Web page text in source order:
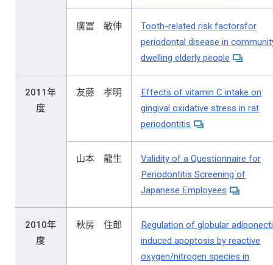
廣冨 敏伸
Tooth-related risk factorsfor
periodontal disease in
dwelling elderly people
2011年
度
友藤 孝明
Effects of vitamin C intake on
gingival oxidative stress in rat
periodontitis
山本 龍生
Validity of a Questionnaire for
Periodontitis Screening of
Japanese Employees
2010年
度
秋房 住郎
Regulation of globular
induced apoptosis by reactive
oxygen/nitrogen species in